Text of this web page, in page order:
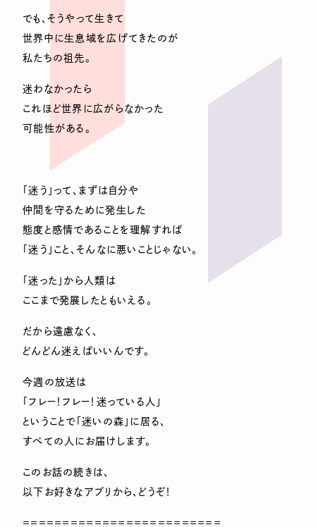
でも、そうやって生きて
世界中に生息域を広げてきたのが
私たちの祖先。
迷わなかったら
これほど世界に広がらなかった
可能性がある。
「迷う」って、まずは自分や
仲間を守るために発生した
態度と感情であることを理解すれば
「迷う」こと、そんなに悪いことじゃない。
「迷った」から人類は
ここまで発展したともいえる。
だから遠慮なく、
どんどん迷えばいいんです。
今週の放送は
「フレー！フレー！迷っている人」
ということで「迷いの森」に居る、
すべての人にお届けします。
このお話の続きは、
以下お好きなアプリから、どうぞ！
＝＝＝＝＝＝＝＝＝＝＝＝＝＝＝＝＝＝＝＝＝＝＝＝＝